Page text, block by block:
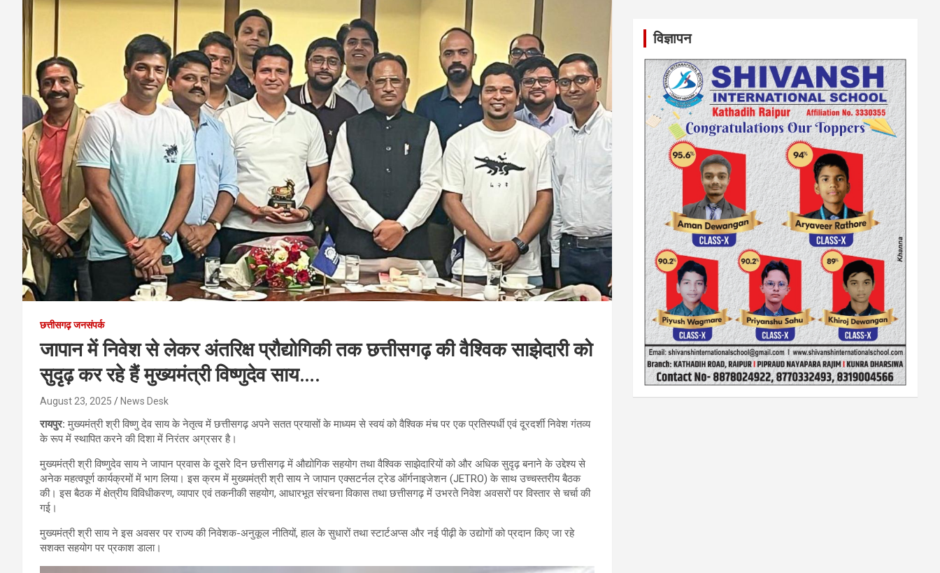
छत्तीसगढ़ जनसंपर्क
जापान में निवेश से लेकर अंतरिक्ष प्रौद्योगिकी तक छत्तीसगढ़ की वैश्विक साझेदारी को
सुदृढ़ कर रहे हैं मुख्यमंत्री विष्णुदेव साय….
August 23, 2025 News Desk
रायपुर: मुख्यमंत्री श्री विष्णु देव साय के नेतृत्व में छत्तीसगढ़ अपने सतत प्रयासों के माध्यम से स्वयं को वैश्विक मंच पर एक प्रतिस्पर्धी एवं दूरदर्शी निवेश गंतव्य
के रूप में स्थापित करने की दिशा में निरंतर अग्रसर है।
मुख्यमंत्री श्री विष्णुदेव साय ने जापान प्रवास के दूसरे दिन छत्तीसगढ़ में औद्योगिक सहयोग तथा वैश्विक साझेदारियों को और अधिक सुदृढ़ बनाने के उद्देश्य से
अनेक महत्वपूर्ण कार्यक्रमों में भाग लिया। इस क्रम में मुख्यमंत्री श्री साय ने जापान एक्सटर्नल ट्रेड ऑर्गनाइजेशन (JETRO) के साथ उच्चस्तरीय बैठक
की। इस बैठक में क्षेत्रीय विविधीकरण, व्यापार एवं तकनीकी सहयोग, आधारभूत संरचना विकास तथा छत्तीसगढ़ में उभरते निवेश अवसरों पर विस्तार से चर्चा की
गई।
मुख्यमंत्री श्री साय ने इस अवसर पर राज्य की निवेशक-अनुकूल नीतियों, हाल के सुधारों तथा स्टार्टअप्स और नई पीढ़ी के उद्योगों को प्रदान किए जा रहे
सशक्त सहयोग पर प्रकाश डाला।
विज्ञापन